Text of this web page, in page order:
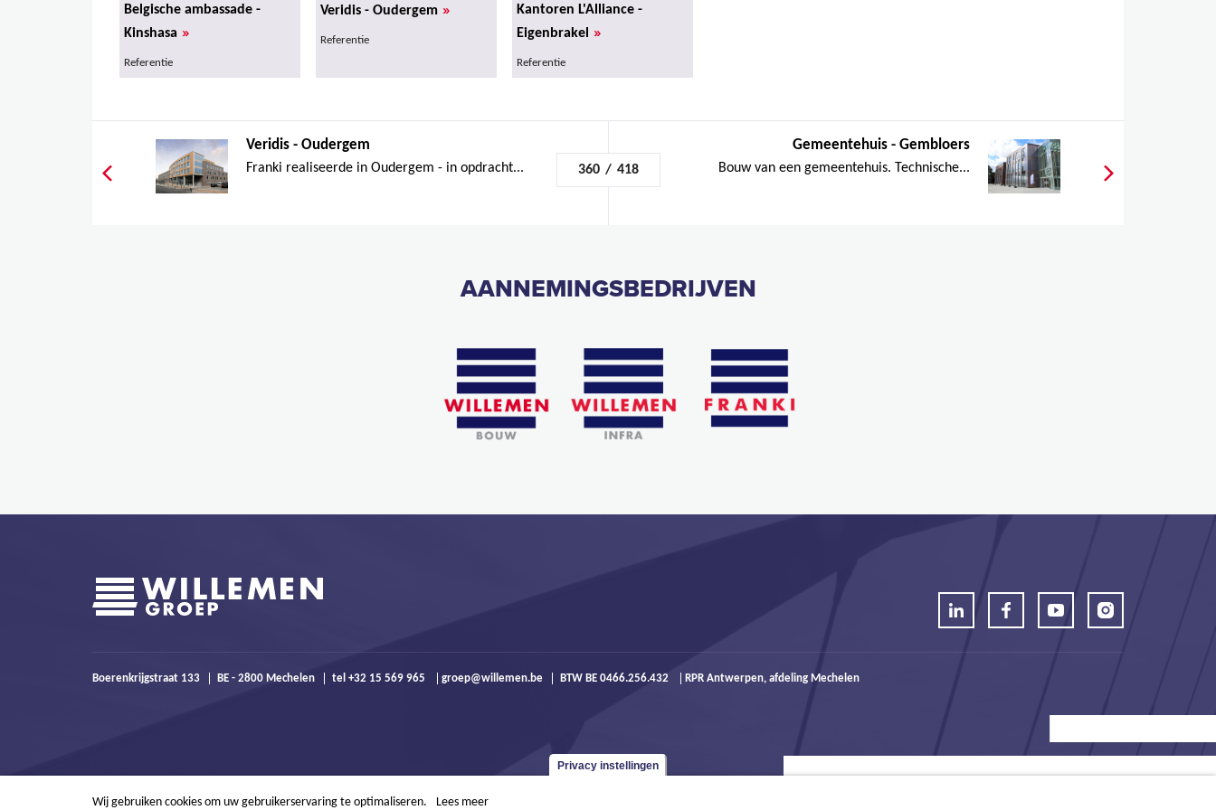
Belgische ambassade -
Kinshasa »
Referentie
Veridis - Oudergem »
Referentie
Kantoren L'Alliance -
Eigenbrakel »
Referentie
Veridis - Oudergem
Franki realiseerde in Oudergem - in opdracht... 360 / 418
Gemeentehuis - Gembloers
Bouw van een gemeentehuis. Technische...
AANNEMINGSBEDRIJVEN
Boerenkrijgstraat 133 BE - 2800 Mechelen tel +32 15 569 965 groep@willemen.be BTW BE 0466.256.432 RPR Antwerpen, afdeling Mechelen
Privacy instellingen
Wij gebruiken cookies om uw gebruikerservaring te optimaliseren. Lees meer